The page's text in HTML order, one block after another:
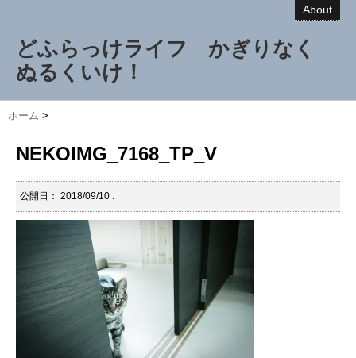
About
どふらっけライフ かぎりなく
ぬるくいけ！
ホーム >
NEKOIMG_7168_TP_V
公開日： 2018/09/10 :